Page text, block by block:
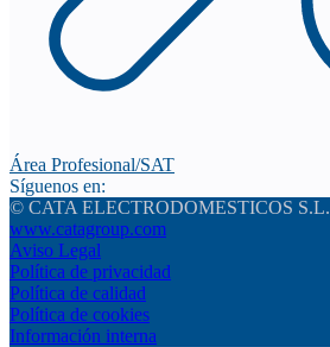
Área Profesional/SAT
Síguenos en:
© CATA ELECTRODOMESTICOS S.L.
www.catagroup.com
Aviso Legal
Política de privacidad
Política de calidad
Política de cookies
Información interna